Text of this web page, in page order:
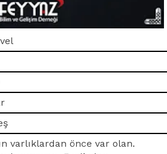
varlıklardan önce var olan.